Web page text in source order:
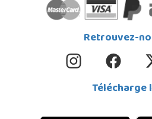
Retrouvez-
Télécharge